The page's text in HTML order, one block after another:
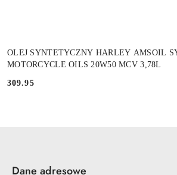
OLEJ SYNTETYCZNY HARLEY AMSOIL
MOTORCYCLE OILS 20W50 MCV 3,78L
Cena:
309.95
Dane adresowe